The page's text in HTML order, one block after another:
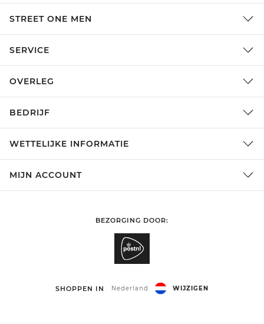
STREET ONE MEN
SERVICE
OVERLEG
BEDRIJF
WETTELIJKE INFORMATIE
MIJN ACCOUNT
BEZORGING DOOR:
SHOPPEN IN Nederland WIJZIGEN